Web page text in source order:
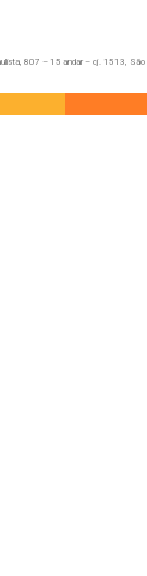
807 – 15 andar – cj. 1513, São